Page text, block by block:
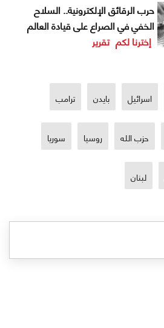
حرب الرقائق الإلكترونية.. السلاح
الخفي في الصراع على قيادة العالم
إخترنا لكم تقرير
اسرائيل بايدن ترامب
حزب الله روسيا سوريا
لبنان